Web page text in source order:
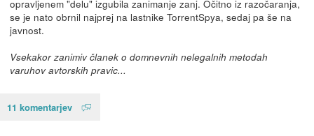
opravljenem "delu" izgubila zanimanje zanj. Očitno iz razočaranja,
se je nato obrnil najprej na lastnike TorrentSpya, sedaj pa še na
javnost.
Vsekakor zanimiv članek o domnevnih nelegalnih metodah
varuhov avtorskih pravic...
11 komentarjev